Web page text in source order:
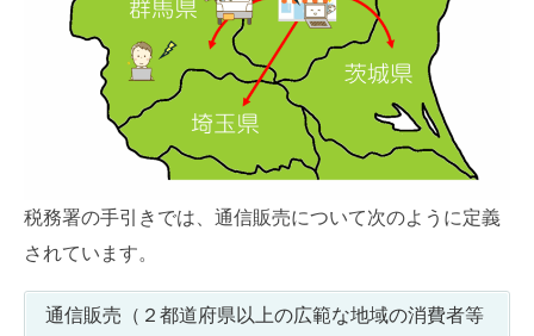
税務署の手引きでは、通信販売について次のように定義
されています。
通信販売（２都道府県以上の広範な地域の消費者等